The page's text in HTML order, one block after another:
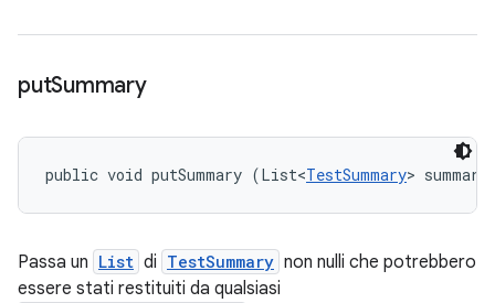
putSummary
public void putSummary (List<TestSummary>
Passa un List di TestSummary non nulli che potrebbero
essere stati restituiti da qualsiasi